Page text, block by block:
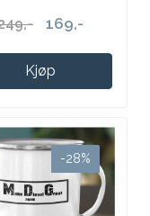
169,-
Kjøp
-28%